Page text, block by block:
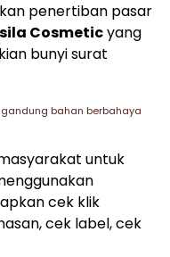
penertiban pasar
Cosmeticyang
bunyi surat
bahan berbahaya
untuk
cek klik
cek label, cek